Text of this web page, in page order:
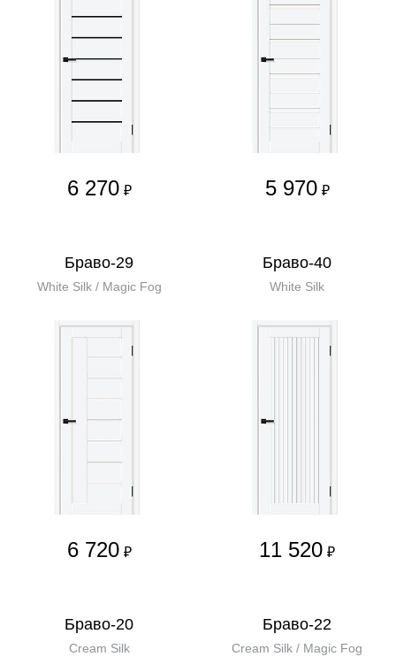
6 270 ₽ 5 970 ₽
Браво-29
White Silk / Magic Fog
6 720 ₽
Браво-40
White Silk
11 520 ₽
Браво-20
Cream Silk
Браво-22
Cream Silk / Magic Fog